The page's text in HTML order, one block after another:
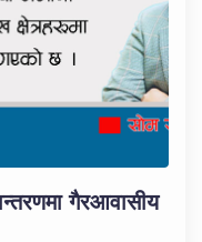
गैरआवासीय